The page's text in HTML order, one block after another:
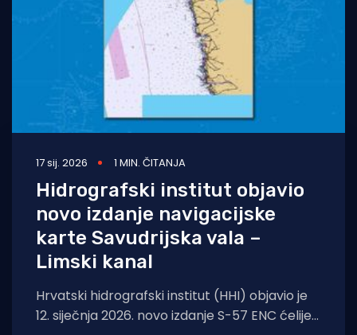
Tradicija i kultura
17 sij. 2026 1 MIN. ČITANJA
Hidrografski institut objavio
novo izdanje navigacijske
karte Savudrijska vala –
Limski kanal
Hrvatski hidrografski institut (HHI) objavio je
12. siječnja 2026. novo izdanje S-57 ENC ćelije